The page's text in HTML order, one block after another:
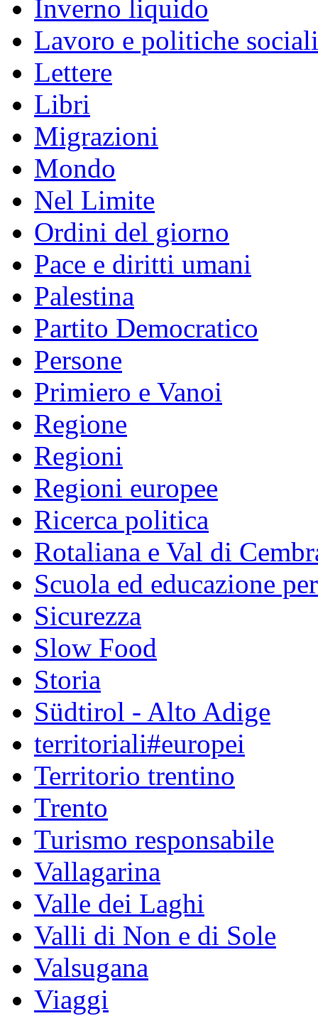
Inverno liquido
Lavoro e politiche sociali
Lettere
Libri
Migrazioni
Mondo
Nel Limite
Ordini del giorno
Pace e diritti umani
Palestina
Partito Democratico
Persone
Primiero e Vanoi
Regione
Regioni
Regioni europee
Ricerca politica
Rotaliana e Val di
Scuola ed educazione
Sicurezza
Slow Food
Storia
Südtirol - Alto Adige
territoriali#europei
Territorio trentino
Trento
Turismo responsabile
Vallagarina
Valle dei Laghi
Valli di Non e di Sole
Valsugana
Viaggi